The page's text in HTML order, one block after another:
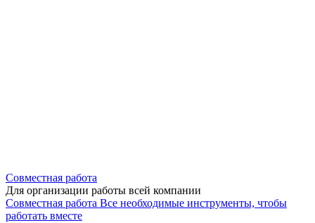
Совместная работа
Для организации работы всей компании
Совместная работа Все необходимые инструменты, чтобы
работать вместе